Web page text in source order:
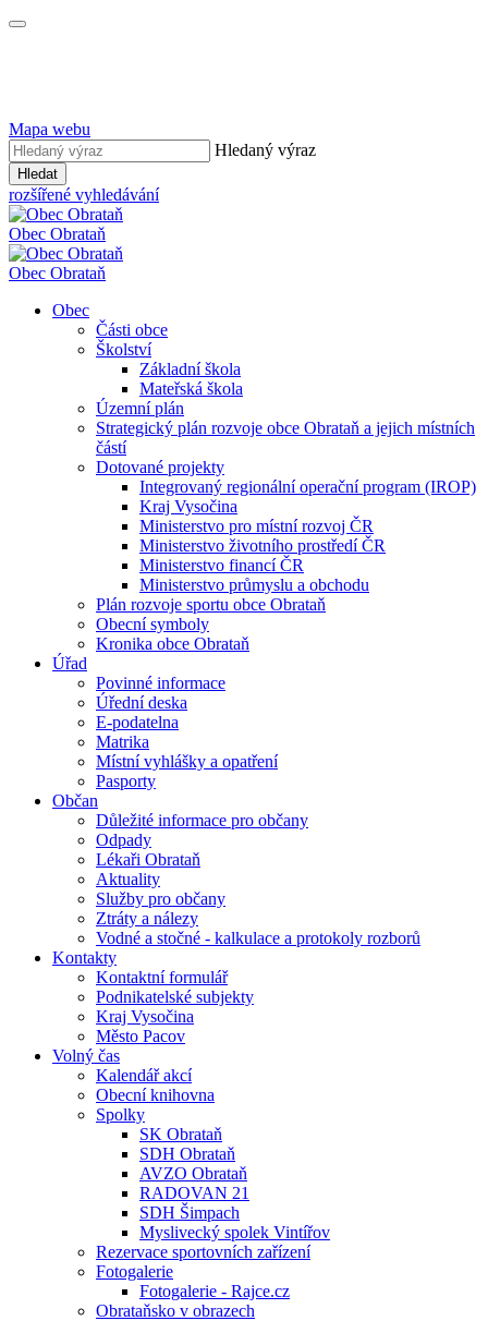
Mapa webu
Hledaný výraz
Hledat
rozšířené vyhledávání
Obec Obrataň
Obec Obrataň
Obec
Části obce
Školství
Základní škola
Mateřská škola
Územní plán
Strategický plán rozvoje obce Obrataň a jejich místních
částí
Dotované projekty
Integrovaný regionální operační program (IROP)
Kraj Vysočina
Ministerstvo pro místní rozvoj ČR
Ministerstvo životního prostředí ČR
Ministerstvo financí ČR
Ministerstvo průmyslu a obchodu
Plán rozvoje sportu obce Obrataň
Obecní symboly
Kronika obce Obrataň
Úřad
Povinné informace
Úřední deska
E-podatelna
Matrika
Místní vyhlášky a opatření
Pasporty
Občan
Důležité informace pro občany
Odpady
Lékaři Obrataň
Aktuality
Služby pro občany
Ztráty a nálezy
Vodné a stočné - kalkulace a protokoly rozborů
Kontakty
Kontaktní formulář
Podnikatelské subjekty
Kraj Vysočina
Město Pacov
Volný čas
Kalendář akcí
Obecní knihovna
Spolky
SK Obrataň
SDH Obrataň
AVZO Obrataň
RADOVAN 21
SDH Šimpach
Myslivecký spolek Vintířov
Rezervace sportovních zařízení
Fotogalerie
Fotogalerie - Rajce.cz
Obrataňsko v obrazech